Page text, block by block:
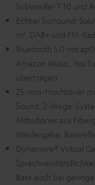
Subwoofer T 10 und
Echter Surround-
m², DAB+ und FM-
Bluetooth 5.0 mit
Amazon Music,
übertragen
25-mm-Hochtöner
Sound, 2-Wege-
Mitteltöner aus
Wiedergabe,
Dynamore® Virtual
Bass auch bei